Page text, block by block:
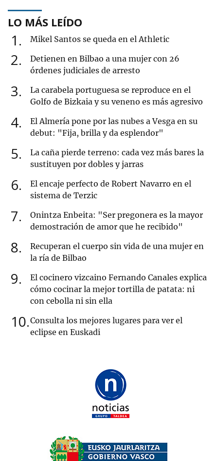
LO MÁS LEÍDO
1 Mikel Santos se queda en el Athletic
2
Detienen en Bilbao a una mujer con 26
órdenes judiciales de arresto
3
La carabela portuguesa se reproduce en el
Golfo de Bizkaia y su veneno es más agresivo
4
El Almería pone por las nubes a Vesga en su
debut: "Fija, brilla y da esplendor"
5
La caña pierde terreno: cada vez más bares la
sustituyen por dobles y jarras
6
El encaje perfecto de Robert Navarro en el
sistema de Terzic
7
Onintza Enbeita: "Ser pregonera es la mayor
demostración de amor que he recibido"
8
Recuperan el cuerpo sin vida de una mujer en
la ría de Bilbao
9
El cocinero vizcaino Fernando Canales explica
cómo cocinar la mejor tortilla de patata: ni
con cebolla ni sin ella
10 Consulta los mejores lugares para ver el
eclipse en Euskadi